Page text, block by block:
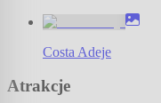
Costa Adeje
Atrakcje